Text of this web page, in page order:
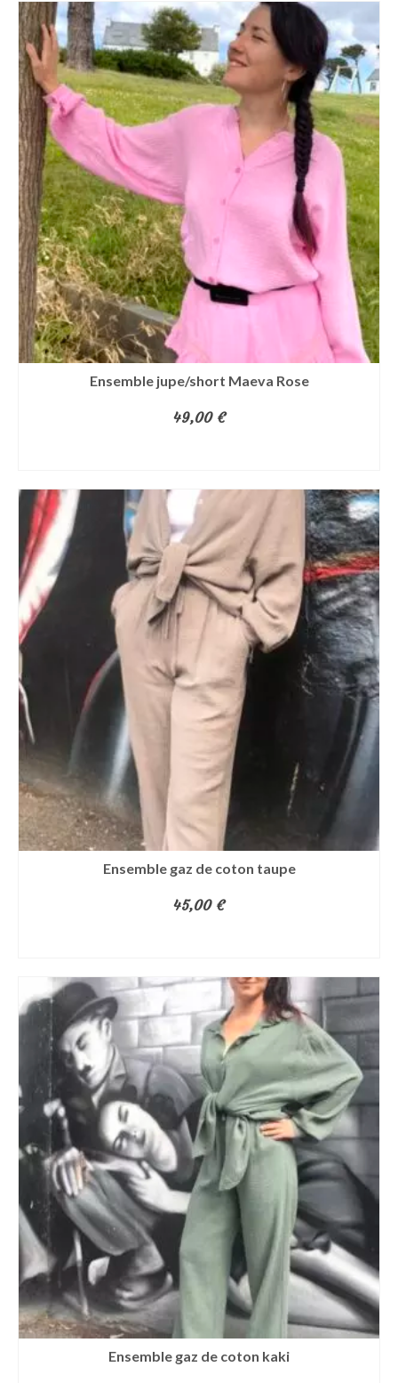
Ensemble jupe/short Maeva Rose
49,00 €
Ensemble gaz de coton taupe
45,00 €
Ensemble gaz de coton kaki